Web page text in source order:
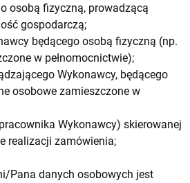
osobą fizyczną, prowadzącą
gospodarczą;
będącego osobą fizyczną (np.
w pełnomocnictwie);
Wykonawcy, będącego
osobowe zamieszczone w
Wykonawcy) skierowanej
realizacji zamówienia;
Pana danych osobowych jest